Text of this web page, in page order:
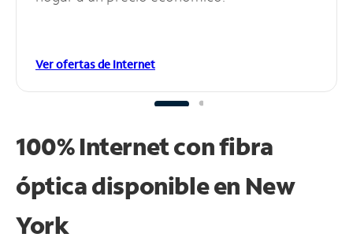
Ver ofertas de Internet
100% Internet con fibra
óptica disponible en New
York